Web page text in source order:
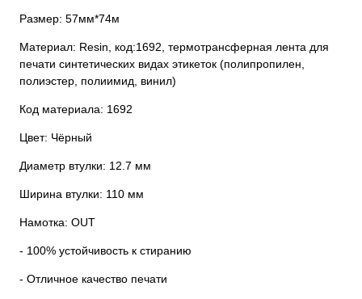
Размер: 57мм*74м
Материал: Resin, код:1692, термотрансферная лента для
печати синтетических видах этикеток (полипропилен,
полиэстер, полиимид, винил)
Код материала: 1692
Цвет: Чёрный
Диаметр втулки: 12.7 мм
Ширина втулки: 110 мм
Намотка: OUT
- 100% устойчивость к стиранию
- Отличное качество печати